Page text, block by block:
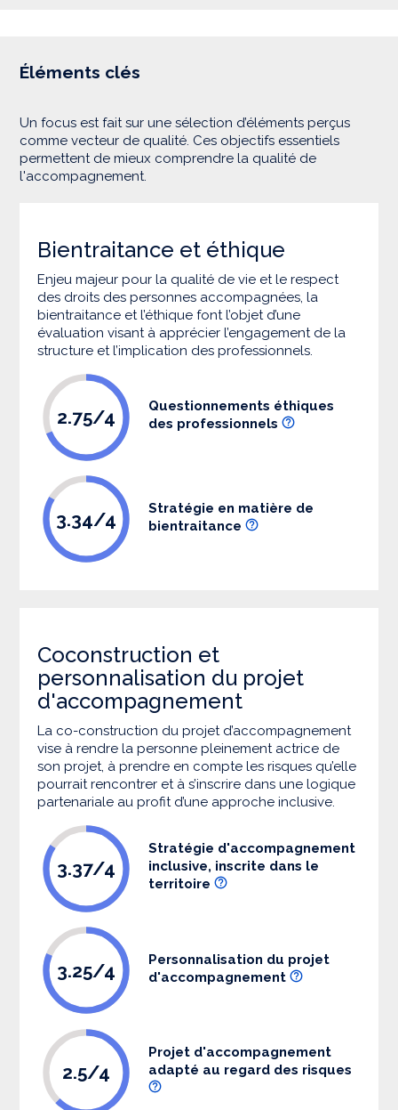
Éléments clés
Un focus est fait sur une sélection d’éléments perçus
comme vecteur de qualité. Ces objectifs essentiels
permettent de mieux comprendre la qualité de
l'accompagnement.
Bientraitance et éthique
Enjeu majeur pour la qualité de vie et le respect
des droits des personnes accompagnées, la
bientraitance et l’éthique font l’objet d’une
évaluation visant à apprécier l’engagement de la
structure et l’implication des professionnels.
2.75/4
Questionnements éthiques
des professionnels
3.34/4
Stratégie en matière de
bientraitance
Coconstruction et
personnalisation du projet
d'accompagnement
La co-construction du projet d’accompagnement
vise à rendre la personne pleinement actrice de
son projet, à prendre en compte les risques qu’elle
pourrait rencontrer et à s’inscrire dans une logique
partenariale au profit d’une approche inclusive.
3.37/4
Stratégie d'accompagnement
inclusive, inscrite dans le
territoire
3.25/4
Personnalisation du projet
d'accompagnement
2.5/4
Projet d'accompagnement
adapté au regard des risques